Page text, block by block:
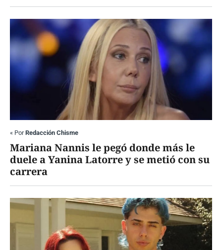
« PorRedacción Chisme
Mariana Nannis le pegó donde más le
duele a Yanina Latorre y se metió con su
carrera